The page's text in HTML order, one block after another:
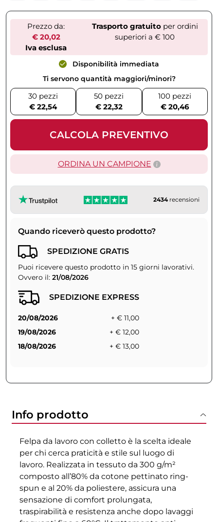
Prezzo da:
€ 20,02
Iva esclusa
Trasporto gratuitoper ordini
superiori a € 100
Disponibilità immediata
Ti servono quantità maggiori/minori?
30 pezzi
€ 22,54
50 pezzi
€ 22,32
100 pezzi
€ 20,46
CALCOLA PREVENTIVO
ORDINA UN CAMPIONE
2434recensioni
Quando riceverò questo prodotto?
SPEDIZIONE GRATIS
Puoi ricevere questo prodotto in 15 giorni lavorativi.
Ovvero il: 21/08/2026
SPEDIZIONE EXPRESS
20/08/2026
+ € 11,00
19/08/2026
+ € 12,00
18/08/2026
+ € 13,00
Info prodotto
Felpa da lavoro con colletto è la scelta ideale
per chi cerca praticità e stile sul luogo di
lavoro. Realizzata in tessuto da 300 g/m²
composto all’80% da cotone pettinato ring-
spun e al 20% da poliestere, assicura una
sensazione di comfort prolungata,
traspirabilità e resistenza anche dopo lavaggi